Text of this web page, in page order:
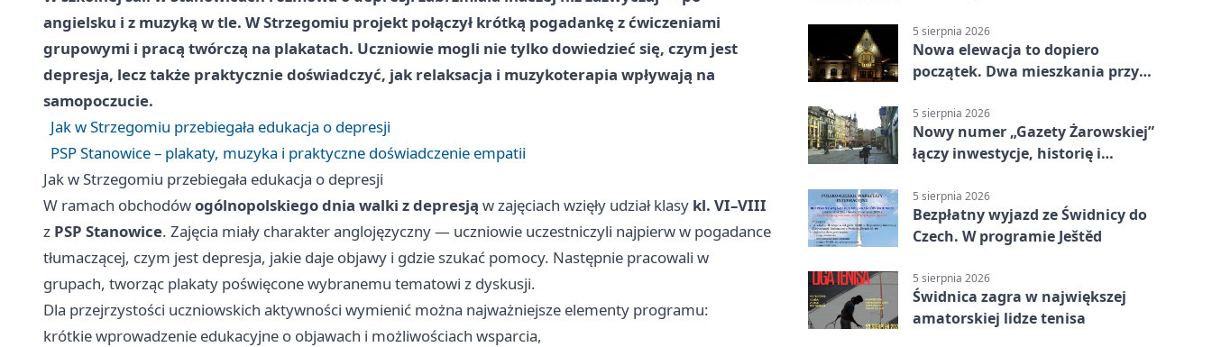
angielsku i z muzyką w tle. W Strzegomiu projekt połączył krótką pogadankę z ćwiczeniami
grupowymi i pracą twórczą na plakatach. Uczniowie mogli nie tylko dowiedzieć się, czym jest
depresja, lecz także praktycznie doświadczyć, jak relaksacja i muzykoterapia wpływają na
samopoczucie.
Jak w Strzegomiu przebiegała edukacja o depresji
PSP Stanowice – plakaty, muzyka i praktyczne doświadczenie empatii
Jak w Strzegomiu przebiegała edukacja o depresji
W ramach obchodówogólnopolskiego dnia walki z depresją w zajęciach wzięły udział klasy kl. VI–VIII
z PSP Stanowice. Zajęcia miały charakter anglojęzyczny — uczniowie uczestniczyli najpierw w pogadance
tłumaczącej, czym jest depresja, jakie daje objawy i gdzie szukać pomocy. Następnie pracowali w
grupach, tworząc plakaty poświęcone wybranemu tematowi z dyskusji.
Dla przejrzystości uczniowskich aktywności wymienić można najważniejsze elementy programu:
krótkie wprowadzenie edukacyjne o objawach i możliwościach wsparcia,
5 sierpnia 2026
Nowa elewacja to dopiero
początek. Dwa mieszkania przy
5 sierpnia 2026
Nowy numer „Gazety Żarowskiej”
łączy inwestycje, historię i
5 sierpnia 2026
Bezpłatny wyjazd ze Świdnicy do
Czech. W programie Ještěd
5 sierpnia 2026
Świdnica zagra w największej
amatorskiej lidze tenisa